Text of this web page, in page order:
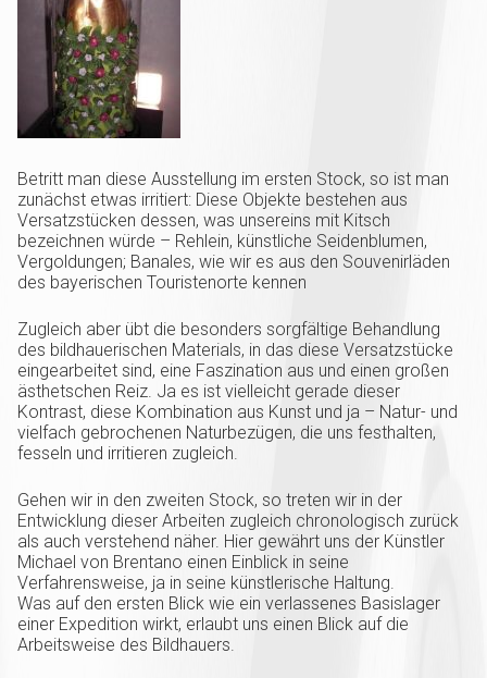
Betritt man diese Ausstellung im ersten Stock, so ist man
zunächst etwas irritiert: Diese Objekte bestehen aus
Versatzstücken dessen, was unsereins mit Kitsch
bezeichnen würde – Rehlein, künstliche Seidenblumen,
Vergoldungen; Banales, wie wir es aus den Souvenirläden
des bayerischen Touristenorte kennen
Zugleich aber übt die besonders sorgfältige Behandlung
des bildhauerischen Materials, in das diese Versatzstücke
eingearbeitet sind, eine Faszination aus und einen großen
ästhetschen Reiz. Ja es ist vielleicht gerade dieser
Kontrast, diese Kombination aus Kunst und ja – Natur- und
vielfach gebrochenen Naturbezügen, die uns festhalten,
fesseln und irritieren zugleich.
Gehen wir in den zweiten Stock, so treten wir in der
Entwicklung dieser Arbeiten zugleich chronologisch zurück
als auch verstehend näher. Hier gewährt uns der Künstler
Michael von Brentano einen Einblick in seine
Verfahrensweise, ja in seine künstlerische Haltung.
Was auf den ersten Blick wie ein verlassenes Basislager
einer Expedition wirkt, erlaubt uns einen Blick auf die
Arbeitsweise des Bildhauers.